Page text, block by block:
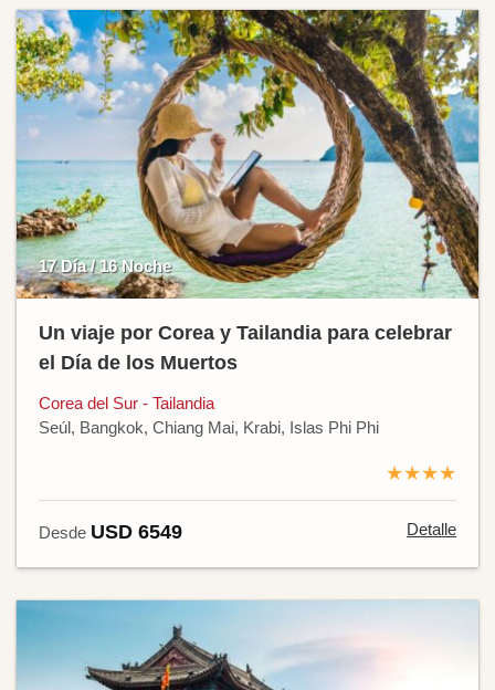
17 Día / 16 Noche
Un viaje por Corea y Tailandia para celebrar
el Día de los Muertos
Corea del Sur - Tailandia
Seúl, Bangkok, Chiang Mai, Krabi, Islas Phi Phi
★★★★
Desde USD 6549 Detalle